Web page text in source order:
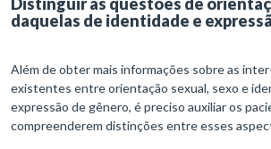
daquelas de identidade e
Além de obter mais informações sobre as
existentes entre orientação sexual, sexo e
expressão de gênero, é preciso auxiliar os
compreenderem distinções entre esses